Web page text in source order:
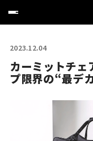
2023.12.04
カーミットチ
プ限界の“最デ